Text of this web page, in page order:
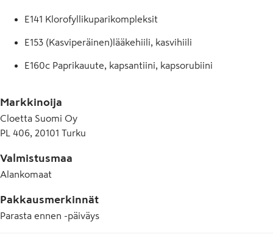
E141 Klorofyllikuparikompleksit
E153 (Kasviperäinen)lääkehiili, kasvihiili
E160c Paprikauute, kapsantiini, kapsorubiini
E331 Natriumsitraatti
E420 Sorbitoli
Markkinoija
Cloetta Suomi Oy
PL 406, 20101 Turku
Valmistusmaa
Alankomaat
Pakkausmerkinnät
Parasta ennen -päiväys